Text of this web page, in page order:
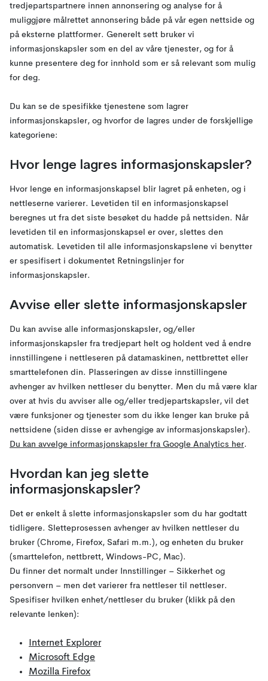
tredjepartspartnere innen annonsering og analyse for å
muliggjøre målrettet annonsering både på vår egen nettside og
på eksterne plattformer. Generelt sett bruker vi
informasjonskapsler som en del av våre tjenester, og for å
kunne presentere deg for innhold som er så relevant som mulig
for deg.
Du kan se de spesifikke tjenestene som lagrer
informasjonskapsler, og hvorfor de lagres under de forskjellige
kategoriene:
Hvor lenge lagres informasjonskapsler?
Hvor lenge en informasjonskapsel blir lagret på enheten, og i
nettleserne varierer. Levetiden til en informasjonskapsel
beregnes ut fra det siste besøket du hadde på nettsiden. Når
levetiden til en informasjonskapsel er over, slettes den
automatisk. Levetiden til alle informasjonskapslene vi benytter
er spesifisert i dokumentet Retningslinjer for
informasjonskapsler.
Avvise eller slette informasjonskapsler
Du kan avvise alle informasjonskapsler, og/eller
informasjonskapsler fra tredjepart helt og holdent ved å endre
innstillingene i nettleseren på datamaskinen, nettbrettet eller
smarttelefonen din. Plasseringen av disse innstillingene
avhenger av hvilken nettleser du benytter. Men du må være klar
over at hvis du avviser alle og/eller tredjepartskapsler, vil det
være funksjoner og tjenester som du ikke lenger kan bruke på
nettsidene (siden disse er avhengige av informasjonskapsler).
Du kan avvelge informasjonskapsler fra Google Analytics her.
Hvordan kan jeg slette
informasjonskapsler?
Det er enkelt å slette informasjonskapsler som du har godtatt
tidligere. Sletteprosessen avhenger av hvilken nettleser du
bruker (Chrome, Firefox, Safari m.m.), og enheten du bruker
(smarttelefon, nettbrett, Windows-PC, Mac).
Du finner det normalt under Innstillinger – Sikkerhet og
personvern – men det varierer fra nettleser til nettleser.
Spesifiser hvilken enhet/nettleser du bruker (klikk på den
relevante lenken):
Internet Explorer
Microsoft Edge
Mozilla Firefox